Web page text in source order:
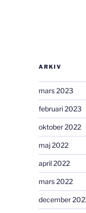
ARKIV
mars 2023
februari 2023
oktober 2022
maj 2022
april 2022
mars 2022
december